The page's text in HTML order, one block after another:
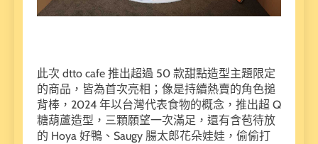
此次 dtto cafe 推出超過 50 款甜點造型主題限定
的商品，皆為首次亮相；像是持續熱賣的角色搥
背棒，2024 年以台灣代表食物的概念，推出超 Q
糖葫蘆造型，三顆願望一次滿足，還有含苞待放
的 Hoya 好鴨、Saugy 腸太郎花朵娃娃，偷偷打